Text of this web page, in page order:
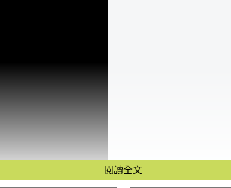
閱讀全文